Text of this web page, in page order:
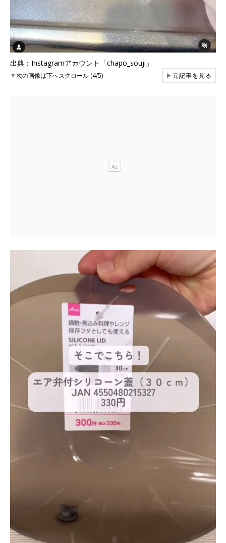
出典：Instagramアカウント「chapo_souji」
▼次の画像は下へスクロール (4/5) ▶元記事を見る